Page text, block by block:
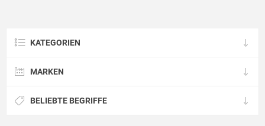
KATEGORIEN
MARKEN
BELIEBTE BEGRIFFE